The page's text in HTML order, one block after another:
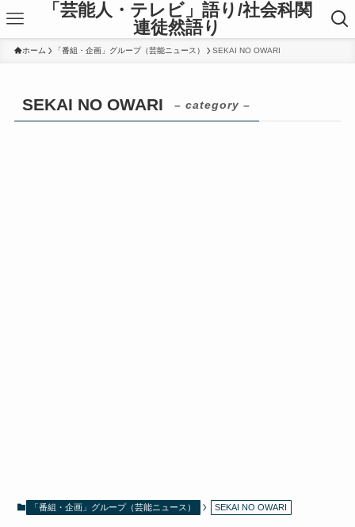
「芸能人・テレビ」語り/社会科関
連徒然語り
ホーム 「番組・企画」グループ（芸能ニュース） SEKAI NO OWARI
SEKAI NO OWARI – category –
「番組・企画」グループ（芸能ニュース） SEKAI NO OWARI